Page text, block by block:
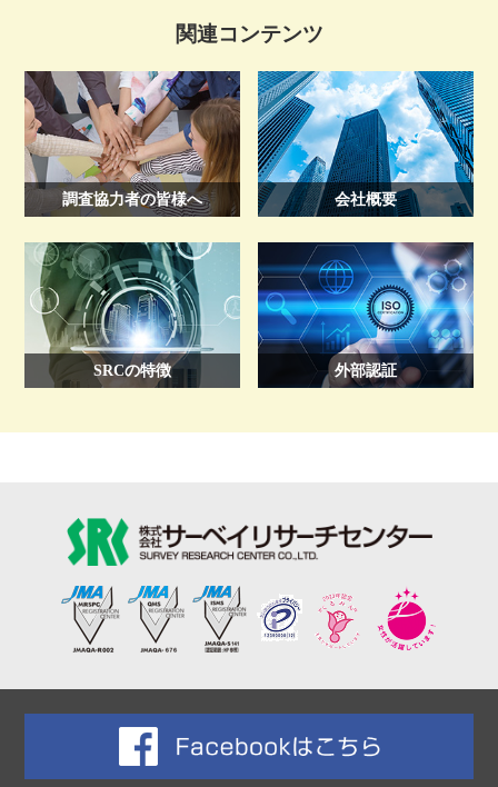
関連コンテンツ
調査協力者の皆様へ 会社概要
SRCの特徴 外部認証